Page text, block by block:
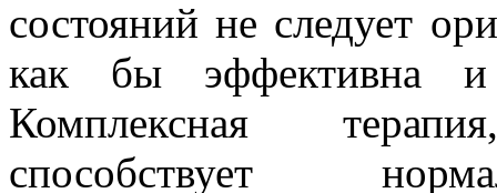
состояний не следует
как бы эффективна
Комплексная
способствует